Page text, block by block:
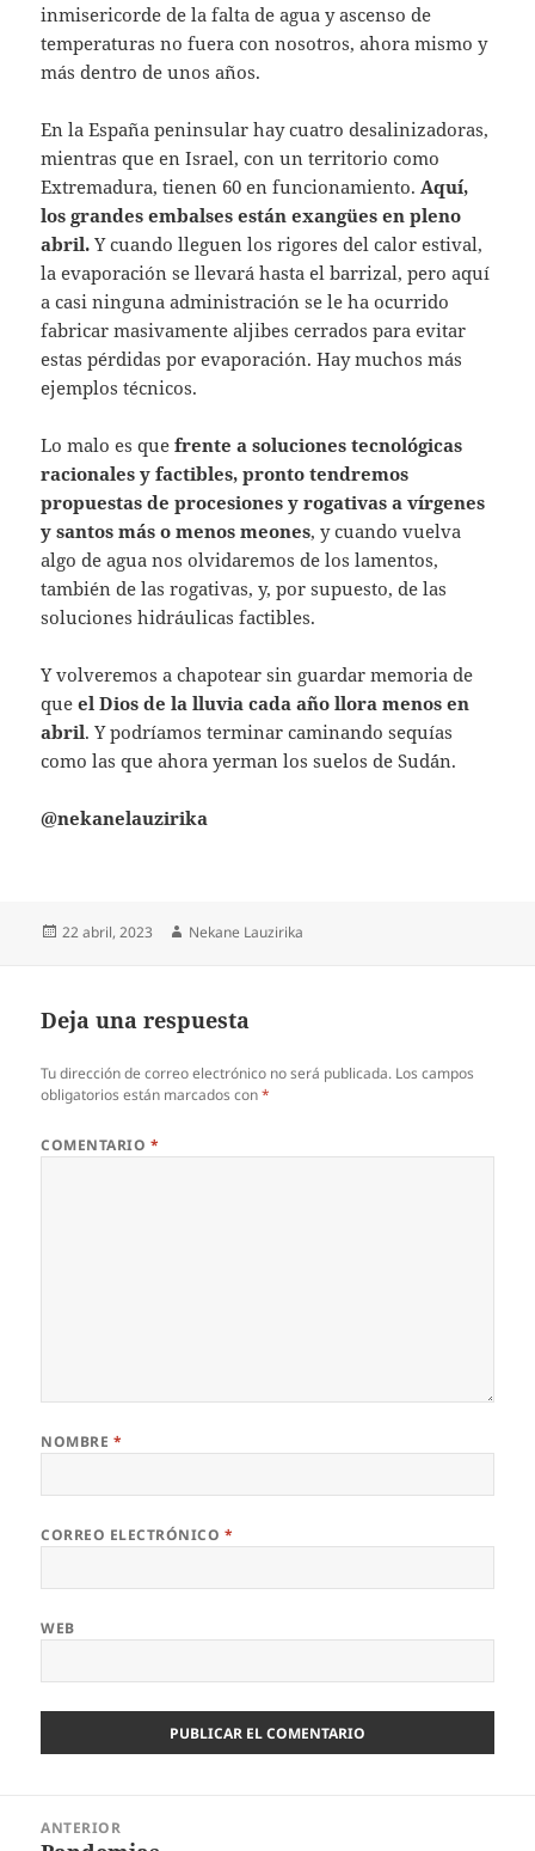
inmisericorde de la falta de agua y ascenso de
temperaturas no fuera con nosotros, ahora mismo y
más dentro de unos años.
En la España peninsular hay cuatro desalinizadoras,
mientras que en Israel, con un territorio como
Extremadura, tienen 60 en funcionamiento. Aquí,
los grandes embalses están exangües en pleno
abril.Y cuando lleguen los rigores del calor estival,
la evaporación se llevará hasta el barrizal, pero aquí
a casi ninguna administración se le ha ocurrido
fabricar masivamente aljibes cerrados para evitar
estas pérdidas por evaporación. Hay muchos más
ejemplos técnicos.
Lo malo es quefrente a soluciones tecnológicas
racionales y factibles, pronto tendremos
propuestas de procesiones y rogativas a vírgenes
y santos más o menos meones, y cuando vuelva
algo de agua nos olvidaremos de los lamentos,
también de las rogativas, y, por supuesto, de las
soluciones hidráulicas factibles.
Y volveremos a chapotear sin guardar memoria de
queel Dios de la lluvia cada año llora menos en
abril. Y podríamos terminar caminando sequías
como las que ahora yerman los suelos de Sud´án.
@nekanelauzirika
Publicado
22 abril, 2023 Autor
Nekane Lauzirika
Deja una respuesta
Tu dirección de correo electrónico no será publicada. Los campos
obligatorios están marcados con*
COMENTARIO *
NOMBRE *
CORREO ELECTRÓNICO *
WEB
ANTERIOR